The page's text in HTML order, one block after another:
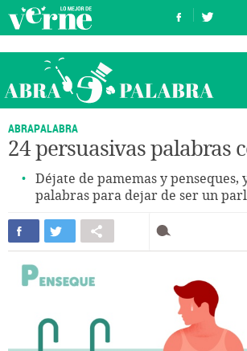
ABRAPALABRA
24 persuasivas palabras
Déjate de pamemas y penseques,
palabras para dejar de ser un